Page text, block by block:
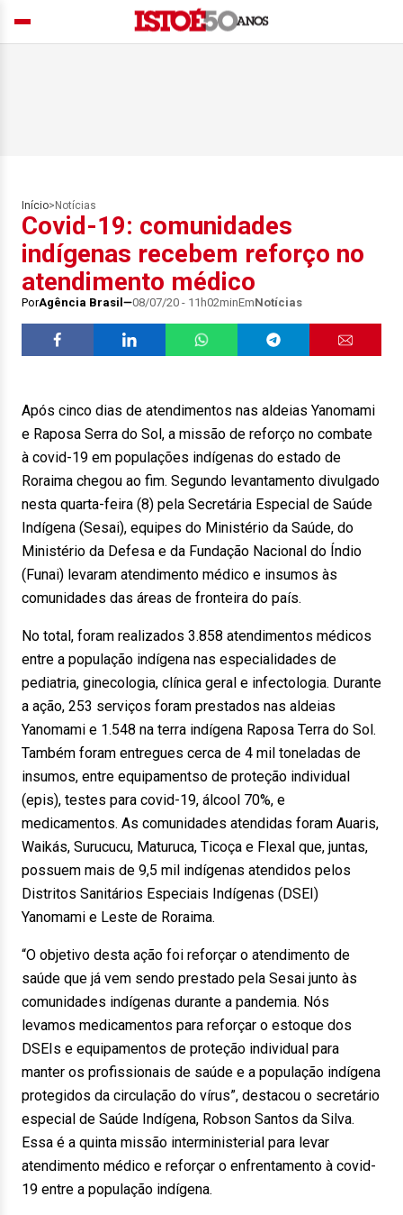
Início> Notícias
Covid-19: comunidades
indígenas recebem reforço no
atendimento médico
PorAgência Brasil 08/07/20 - 11h02minEmNotícias
Após cinco dias de atendimentos nas aldeias Yanomami
e Raposa Serra do Sol, a missão de reforço no combate
à covid-19 em populações indígenas do estado de
Roraima chegou ao fim. Segundo levantamento divulgado
nesta quarta-feira (8) pela Secretária Especial de Saúde
Indígena (Sesai), equipes do Ministério da Saúde, do
Ministério da Defesa e da Fundação Nacional do Índio
(Funai) levaram atendimento médico e insumos às
comunidades das áreas de fronteira do país.
No total, foram realizados 3.858 atendimentos médicos
entre a população indígena nas especialidades de
pediatria, ginecologia, clínica geral e infectologia. Durante
a ação, 253 serviços foram prestados nas aldeias
Yanomami e 1.548 na terra indígena Raposa Terra do Sol.
Também foram entregues cerca de 4 mil toneladas de
insumos, entre equipamentso de proteção individual
(epis), testes para covid-19, álcool 70%, e
medicamentos. As comunidades atendidas foram Auaris,
Waikás, Surucucu, Maturuca, Ticoça e Flexal que, juntas,
possuem mais de 9,5 mil indígenas atendidos pelos
Distritos Sanitários Especiais Indígenas (DSEI)
Yanomami e Leste de Roraima.
“O objetivo desta ação foi reforçar o atendimento de
saúde que já vem sendo prestado pela Sesai junto às
comunidades indígenas durante a pandemia. Nós
levamos medicamentos para reforçar o estoque dos
DSEIs e equipamentos de proteção individual para
manter os profissionais de saúde e a população indígena
protegidos da circulação do vírus”, destacou o secretário
especial de Saúde Indígena, Robson Santos da Silva.
Essa é a quinta missão interministerial para levar
atendimento médico e reforçar o enfrentamento à covid-
19 entre a população indígena.